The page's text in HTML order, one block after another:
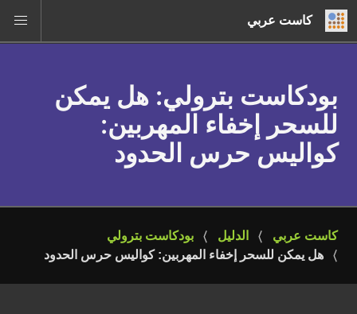
كاست عربي
بودكاست بترولي: هل يمكن
للسحر إخفاء المهربين:
كواليس حرس الحدود
كاست عربي الدليل
بودكاست بترولي
هل يمكن للسحر إخفاء المهربين: كواليس حرس الحدود